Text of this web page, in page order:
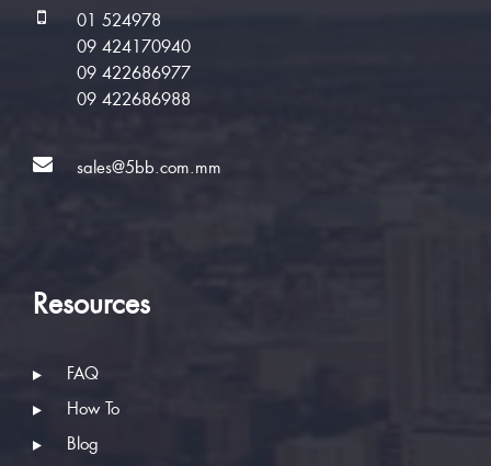
01 524978
09 424170940
09 422686977
09 422686988
sales@5bb.com.mm
Resources
FAQ
How To
Blog